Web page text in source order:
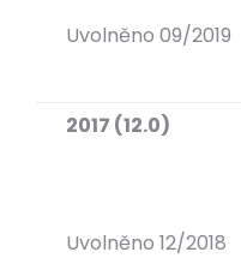
Uvolněno 09/2019
2017 (12.0)
Uvolněno 12/2018